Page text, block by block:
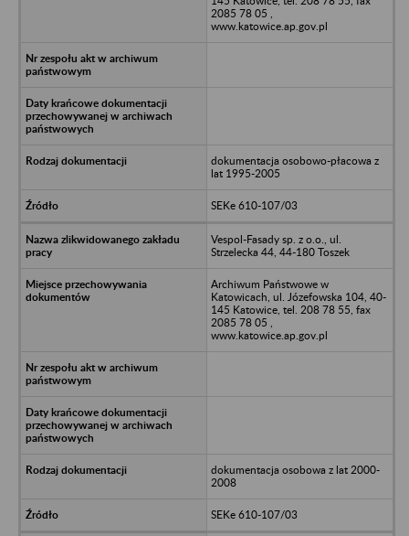
2085 78 05 ,
www.katowice.ap.gov.pl
dokumentacja osobowo-płacowa z
lat 1995-2005
SEKe 610-107/03
Vespol-Fasady sp. z o.o., ul.
Strzelecka 44, 44-180 Toszek
Archiwum Państwowe w
Katowicach, ul. Józefowska 104, 40-
145 Katowice, tel. 208 78 55, fax
2085 78 05 ,
www.katowice.ap.gov.pl
dokumentacja osobowa z lat 2000-
2008
SEKe 610-107/03